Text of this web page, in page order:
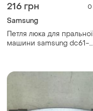
216 грн 0
Samsung
Петля люка для пральної
машини samsung dc61-